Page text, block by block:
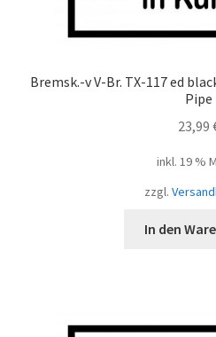
Bremsk.-v V-Br. TX-117 ed
Pipe
23,99
inkl. 19 %
zzgl.
In den